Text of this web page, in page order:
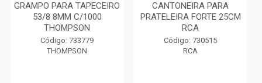
GRAMPO PARA TAPECEIRO
53/8 8MM C/1000
THOMPSON
Código: 733779
THOMPSON
CANTONEIRA PARA
PRATELEIRA FORTE 25CM
RCA
Código: 730515
RCA